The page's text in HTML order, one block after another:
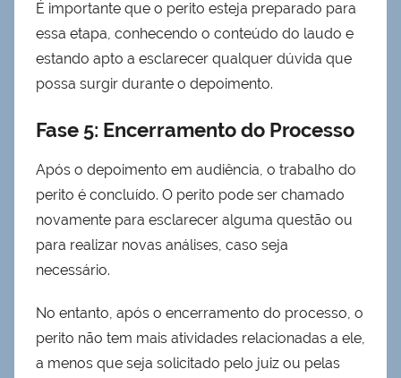
É importante que o perito esteja preparado para
essa etapa, conhecendo o conteúdo do laudo e
estando apto a esclarecer qualquer dúvida que
possa surgir durante o depoimento.
Fase 5: Encerramento do Processo
Após o depoimento em audiência, o trabalho do
perito é concluído. O perito pode ser chamado
novamente para esclarecer alguma questão ou
para realizar novas análises, caso seja
necessário.
No entanto, após o encerramento do processo, o
perito não tem mais atividades relacionadas a ele,
a menos que seja solicitado pelo juiz ou pelas